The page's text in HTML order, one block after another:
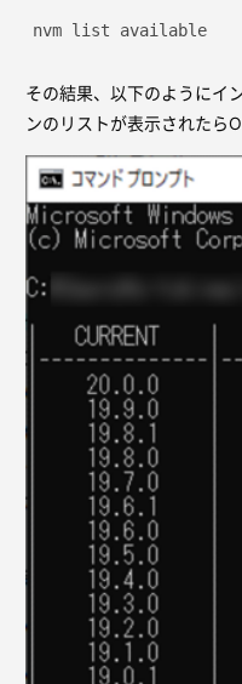
nvm list available
その結果、以下のようにイ
ンのリストが表示されたら